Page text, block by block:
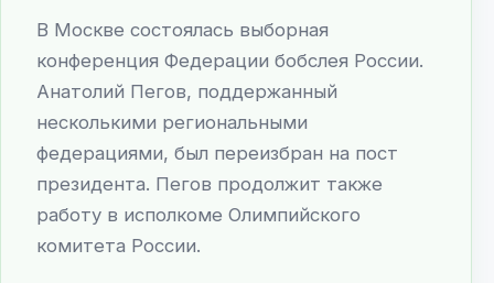
В Москве состоялась выборная
конференция Федерации бобслея России.
Анатолий Пегов, поддержанный
несколькими региональными
федерациями, был переизбран на пост
президента. Пегов продолжит также
работу в исполкоме Олимпийского
комитета России.